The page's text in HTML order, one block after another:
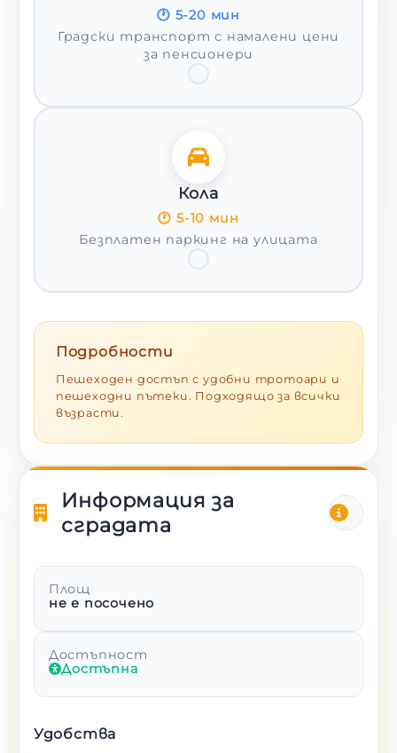
🕐 5-20 мин
Градски транспорт с намалени цени
за пенсионери
Кола
🕐5-10 мин
Безплатен паркинг на улицата
Подробности
Пешеходен достъп с удобни тротоари и
пешеходни пътеки. Подходящо за всички
възрасти.
Информация за
сградата
Площ
не е посочено
Достъпност
Достъпна
Удобства